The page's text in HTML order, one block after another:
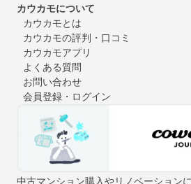
カウカモについて
カウカモとは
カウカモの評判・口コミ
カウカモアプリ
よくある質問
お問い合わせ
会員登録・ログイン
中古マンション購入やリノベーション